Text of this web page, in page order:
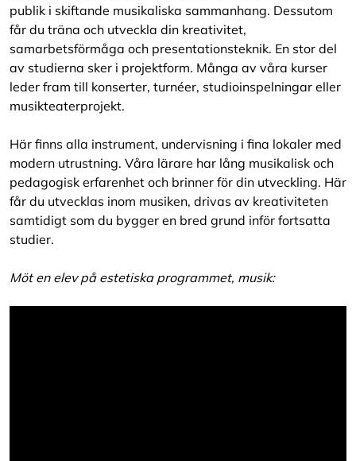
publik i skiftande musikaliska sammanhang. Dessutom
får du träna och utveckla din kreativitet,
samarbetsförmåga och presentationsteknik. En stor del
av studierna sker i projektform. Många av våra kurser
leder fram till konserter, turnéer, studioinspelningar eller
musikteaterprojekt.
Här finns alla instrument, undervisning i fina lokaler med
modern utrustning. Våra lärare har lång musikalisk och
pedagogisk erfarenhet och brinner för din utveckling. Här
får du utvecklas inom musiken, drivas av kreativiteten
samtidigt som du bygger en bred grund inför fortsatta
studier.
Möt en elev på estetiska programmet, musik: